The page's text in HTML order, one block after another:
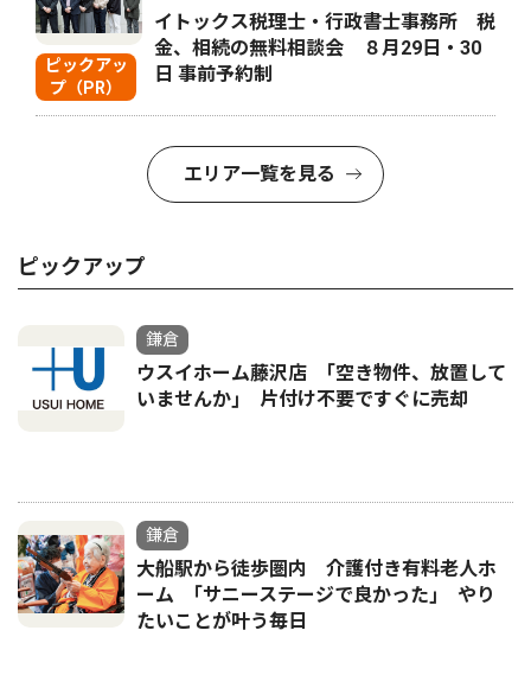
ピックアッ
プ（PR）
イトックス税理士・行政書士事務所 税
金、相続の無料相談会 ８月29日・30
日 事前予約制
エリア一覧を見る
ピックアップ
鎌倉
ウスイホーム藤沢店 ｢空き物件、放置して
いませんか｣ 片付け不要ですぐに売却
鎌倉
大船駅から徒歩圏内 介護付き有料老人ホ
ーム ｢サニーステージで良かった｣ やり
たいことが叶う毎日